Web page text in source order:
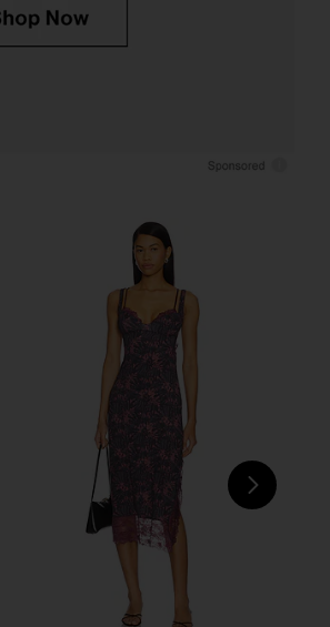
superdown Juliet Midi Dress in
Oxblood
superdown